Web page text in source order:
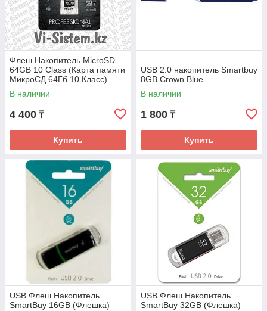
Флеш Накопитель MicroSD
64GB 10 Class (Карта памяти
МикроСД 64Гб 10 Класс)
В наличии
4 400 ₸
Купить
USB 2.0 накопитель Smartbuy
8GB Crown Blue
В наличии
1 800 ₸
Купить
USB Флеш Накопитель
SmartBuy 16GB (Флешка)
USB Флеш Накопитель
SmartBuy 32GB (Флешка)